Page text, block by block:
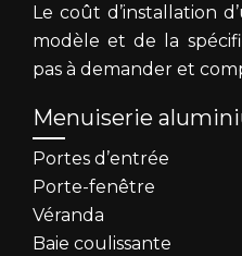
Le coût d’installation
modèle et de la
pas à demander et
Menuiserie
Portes d’entrée
Porte-fenêtre
Véranda
Baie coulissante